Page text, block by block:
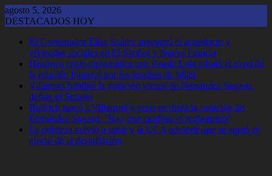
Saltar
al
agosto 5, 2026
DESTACADOS HOY
El Gobernador Elías Suárez inauguró el acueducto y
viviendas sociales en El Simbol y Nueva Francia
Histórica crisis diplomática con Brasil: Lula rebajó el nivel de
la relación bilateral por los insultos de Milei
Villarruel habilitó la votación virtual de Fernández Sagasti:
define el Senado
Bullrich atacó a Villarruel y puso en duda la votación de
Fernández Sagasti: "Hay que cambiar el reglamento"
La pobreza volvió a subir y la UCA advierte que se agotó el
efecto de la desinflación